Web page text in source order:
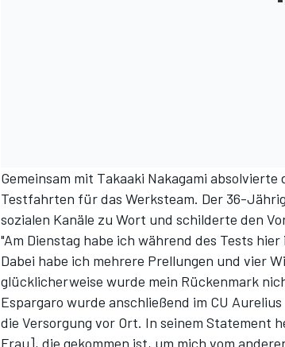
SPORTWAGEN
Gemeinsam mit Takaaki Nakagami
Testfahrten für das Werksteam. Der 36-
sozialen Kanäle zu Wort und schilderte den
"Am Dienstag habe ich während des Tests
Dabei habe ich mehrere Prellungen und vier
glücklicherweise wurde mein Rückenmark
Espargaro wurde anschließend im CU
die Versorgung vor Ort. In seinem Statement
Frau], die gekommen ist, um mich vom